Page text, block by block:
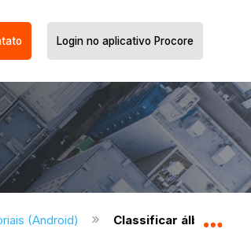
Login no aplicativo Procore
(Android) Classificar álbuns de